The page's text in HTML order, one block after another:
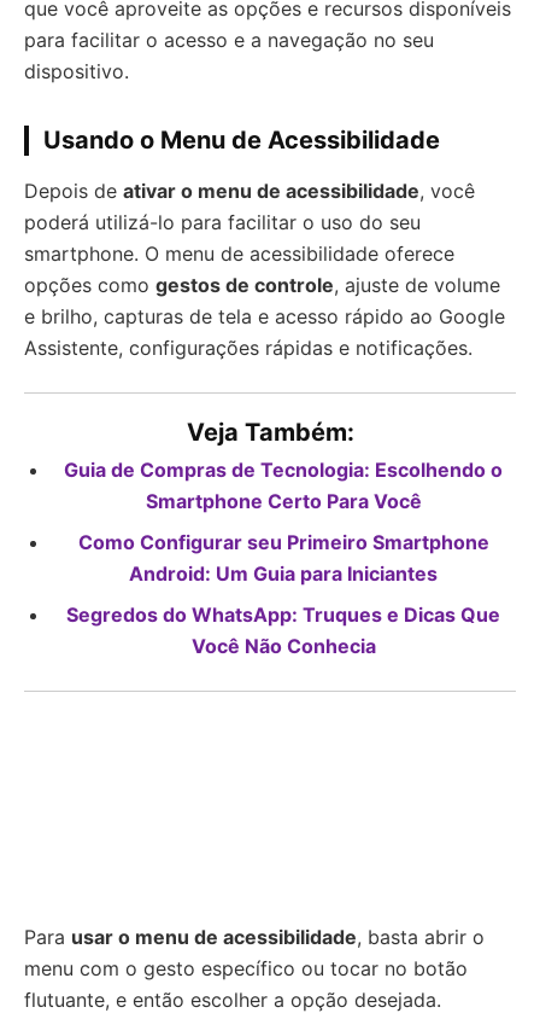
que você aproveite as opções e recursos disponíveis
para facilitar o acesso e a navegação no seu
dispositivo.
Usando o Menu de Acessibilidade
Depois de ativar o menu de acessibilidade, você
poderá utilizá-lo para facilitar o uso do seu
smartphone. O menu de acessibilidade oferece
opções como gestos de controle, ajuste de volume
e brilho, capturas de tela e acesso rápido ao Google
Assistente, configurações rápidas e notificações.
Veja Também:
Guia de Compras de Tecnologia: Escolhendo o
Smartphone Certo Para Você
Como Configurar seu Primeiro Smartphone
Android: Um Guia para Iniciantes
Segredos do WhatsApp: Truques e Dicas Que
Você Não Conhecia
Para usar o menu de acessibilidade, basta abrir o
menu com o gesto específico ou tocar no botão
flutuante, e então escolher a opção desejada.